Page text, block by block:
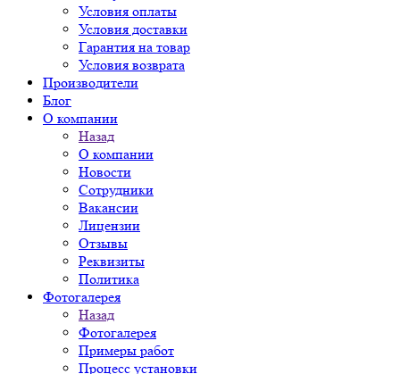
Условия оплаты
Условия доставки
Гарантия на товар
Условия возврата
Производители
Блог
О компании
Назад
О компании
Новости
Сотрудники
Вакансии
Лицензии
Отзывы
Реквизиты
Политика
Фотогалерея
Назад
Фотогалерея
Примеры работ
Процесс установки